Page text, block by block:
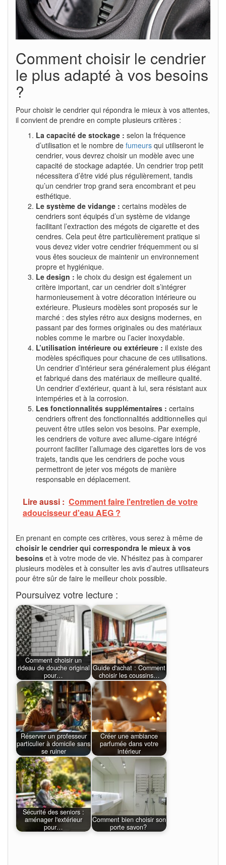
Comment choisir le cendrier
le plus adapté à vos besoins
?
Pour choisir le cendrier qui répondra le mieux à vos attentes,
il convient de prendre en compte plusieurs critères :
La capacité de stockage : selon la fréquence
d’utilisation et le nombre de fumeurs qui utiliseront le
cendrier, vous devrez choisir un modèle avec une
capacité de stockage adaptée. Un cendrier trop petit
nécessitera d’être vidé plus régulièrement, tandis
qu’un cendrier trop grand sera encombrant et peu
esthétique.
Le système de vidange : certains modèles de
cendriers sont équipés d’un système de vidange
facilitant l’extraction des mégots de cigarette et des
cendres. Cela peut être particulièrement pratique si
vous devez vider votre cendrier fréquemment ou si
vous êtes soucieux de maintenir un environnement
propre et hygiénique.
Le design : le choix du design est également un
critère important, car un cendrier doit s’intégrer
harmonieusement à votre décoration intérieure ou
extérieure. Plusieurs modèles sont proposés sur le
marché : des styles rétro aux designs modernes, en
passant par des formes originales ou des matériaux
nobles comme le marbre ou l’acier inoxydable.
L’utilisation intérieure ou extérieure : il existe des
modèles spécifiques pour chacune de ces utilisations.
Un cendrier d’intérieur sera généralement plus élégant
et fabriqué dans des matériaux de meilleure qualité.
Un cendrier d’extérieur, quant à lui, sera résistant aux
intempéries et à la corrosion.
Les fonctionnalités supplémentaires : certains
cendriers offrent des fonctionnalités additionnelles qui
peuvent être utiles selon vos besoins. Par exemple,
les cendriers de voiture avec allume-cigare intégré
pourront faciliter l’allumage des cigarettes lors de vos
trajets, tandis que les cendriers de poche vous
permettront de jeter vos mégots de manière
responsable en déplacement.
Lire aussi : Comment faire l'entretien de votre
adoucisseur d'eau AEG ?
En prenant en compte ces critères, vous serez à même de
choisir le cendrier qui correspondra le mieux à vos
besoins et à votre mode de vie. N’hésitez pas à comparer
plusieurs modèles et à consulter les avis d’autres utilisateurs
pour être sûr de faire le meilleur choix possible.
Poursuivez votre lecture :
Comment choisir un
rideau de douche original
pour…
Guide d'achat : Comment
choisir les coussins…
Réserver un professeur
particulier à domicile sans
se ruiner
Créer une ambiance
parfumée dans votre
intérieur
Sécurité des seniors :
aménager l'extérieur
pour…
Comment bien choisir son
porte savon?